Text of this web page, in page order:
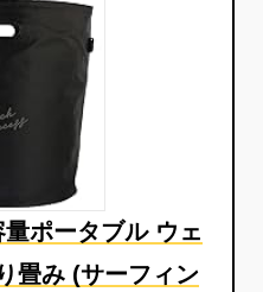
ポータブル ウェ
畳み (サーフィン